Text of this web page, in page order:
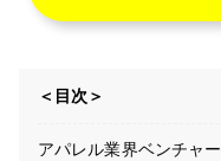
＜目次＞
アパレル業界ベンチャ